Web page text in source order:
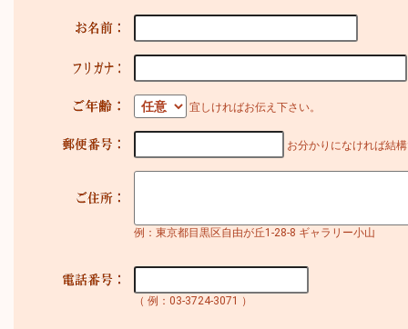
宜しければお伝え下さい。
お分かりになければ結
例：東京都目黒区自由が丘1-28-8 ギャラリー小山
（ 例：03-3724-3071 ）